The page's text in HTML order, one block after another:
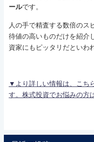
ールです。
人の手で精査する数倍のス
待値の高いものだけを紹介
資家にもピッタリだといわ
▼より詳しい情報は、こち
す。株式投資でお悩みの方